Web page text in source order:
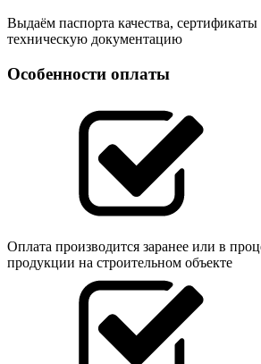
Выдаём паспорта качества,
техническую документацию
Особенности оплаты
Оплата производится заранее или в
продукции на строительном объекте